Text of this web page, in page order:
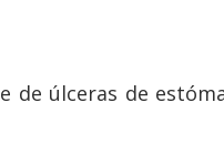
de úlceras de